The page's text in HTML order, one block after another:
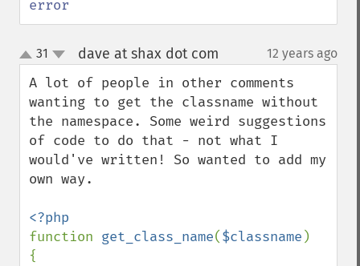
error
up
down
31 dave at shax dot com 12 years ago
A lot of people in other comments
wanting to get the classname without
the namespace. Some weird suggestions
of code to do that - not what I
would've written! So wanted to add my
own way.
function get_class_name($classname )
{